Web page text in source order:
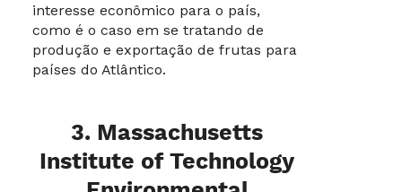
interesse econômico para o país,
como é o caso em se tratando de
produção e exportação de frutas para
países do Atlântico.
3. Massachusetts
Institute of Technology